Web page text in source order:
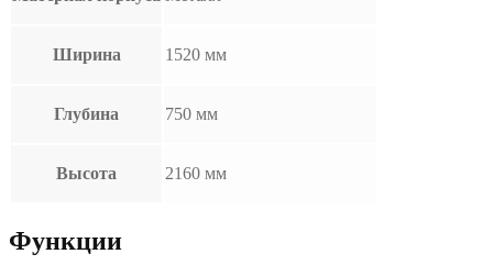
Ширина 1520 мм
Глубина 750 мм
Высота 2160 мм
Функции